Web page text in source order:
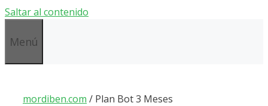
Saltar al contenido
Menú
mordiben.com / Plan Bot 3 Meses